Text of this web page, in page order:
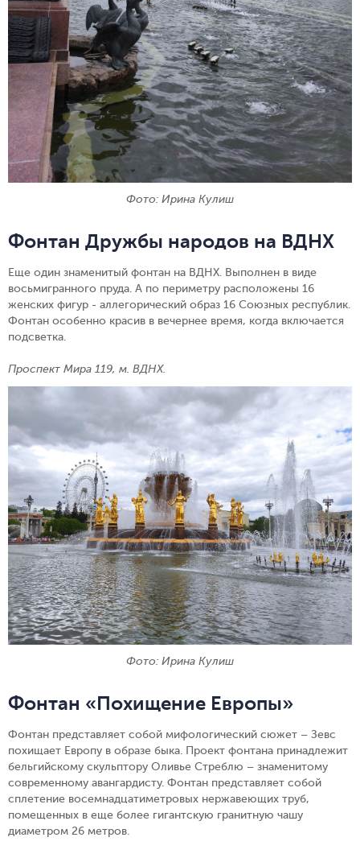
Фото: Ирина Кулиш
Фонтан Дружбы народов на ВДНХ
Еще один знаменитый фонтан на ВДНХ. Выполнен в виде
восьмигранного пруда. А по периметру расположены 16
женских фигур - аллегорический образ 16 Союзных республик.
Фонтан особенно красив в вечернее время, когда включается
подсветка.
Проспект Мира 119, м. ВДНХ.
Фото: Ирина Кулиш
Фонтан «Похищение Европы»
Фонтан представляет собой мифологический сюжет – Зевс
похищает Европу в образе быка. Проект фонтана принадлежит
бельгийскому скульптору Оливье Стреблю – знаменитому
современному авангардисту. Фонтан представляет собой
сплетение восемнадцатиметровых нержавеющих труб,
помещенных в еще более гигантскую гранитную чашу
диаметром 26 метров.